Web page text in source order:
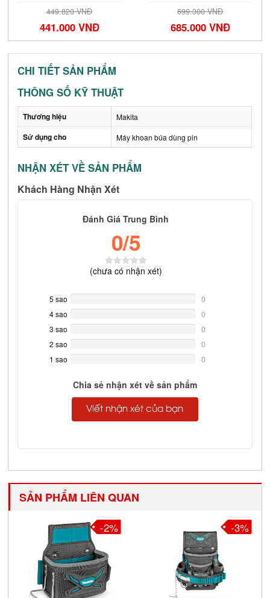
449.820 VNĐ
441.000 VNĐ
699.300 VNĐ
685.000 VNĐ
CHI TIẾT SẢN PHẨM
THÔNG SỐ KỸ THUẬT
Thương hiệu Makita
Sử dụng cho Máy khoan búa dùng pin
NHẬN XÉT VỀ SẢN PHẨM
Khách Hàng Nhận Xét
Đánh Giá Trung Bình
0/5
(chưa có nhận xét)
5 sao
Complete
0
4 sao
Complete
0
3 sao
Complete
0
2 sao
Complete
0
1 sao
0
Chia sẻ nhận xét về sản phẩm
Viết nhận xét của bạn
SẢN PHẨM LIÊN QUAN
-2% -3%